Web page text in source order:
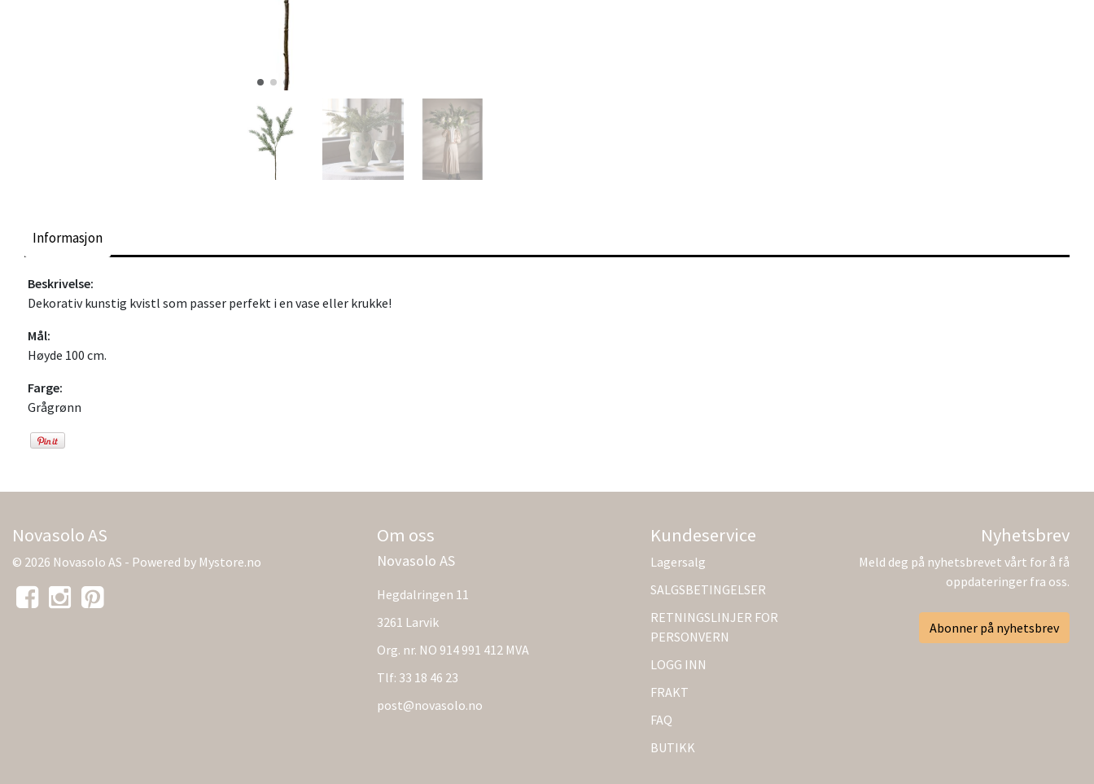
Informasjon
Beskrivelse:
Dekorativ kunstig kvistl som passer perfekt i en vase eller krukke!
Mål:
Høyde 100 cm.
Farge:
Grågrønn
Novasolo AS
© 2026 Novasolo AS - Powered by Mystore.no
Om oss
Novasolo AS
Hegdalringen 11
3261 Larvik
Org. nr. NO 914 991 412 MVA
Tlf: 33 18 46 23
post@novasolo.no
Kundeservice
Lagersalg
SALGSBETINGELSER
RETNINGSLINJER FOR
PERSONVERN
LOGG INN
FRAKT
FAQ
BUTIKK
Nyhetsbrev
Meld deg på nyhetsbrevet vårt for å få
oppdateringer fra oss.
Abonner på nyhetsbrev